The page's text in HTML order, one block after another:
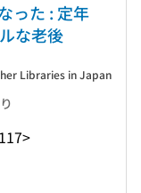
った : 定年
な老後
Libraries in Japan